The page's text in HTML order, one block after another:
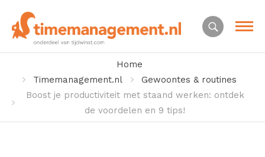
Home
Timemanagement.nl
Gewoontes & routines
Boost je productiviteit met staand werken: ontdek
de voordelen en 9 tips!